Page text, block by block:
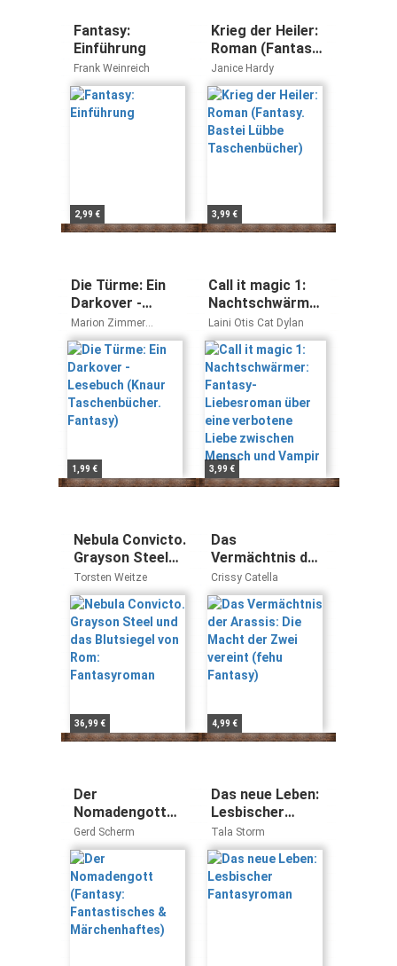
Fantasy:
Einführung
Frank Weinreich
2,99 €
Krieg der Heiler:
Roman (Fantasy.
Bastei Lübbe
Taschenbücher)
Janice Hardy
3,99 €
Die Türme: Ein
Darkover -
Lesebuch (Knaur
Taschenbücher.
Fantasy)
Marion Zimmer
Bradley
1,99 €
Call it magic 1:
Nachtschwärmer:
Fantasy-
Liebesroman
über eine
verbotene Liebe
zwischen Mensch
und Vampir
Laini Otis Cat Dylan
3,99 €
Nebula Convicto.
Grayson Steel
und das
Blutsiegel von
Rom:
Fantasyroman
Torsten Weitze
36,99 €
Das
Vermächtnis der
Arassis: Die
Macht der Zwei
vereint (fehu
Fantasy)
Crissy Catella
4,99 €
Der
Nomadengott
(Fantasy:
Fantastisches &
Märchenhaftes)
Gerd Scherm
Das neue Leben:
Lesbischer
Fantasyroman
Tala Storm